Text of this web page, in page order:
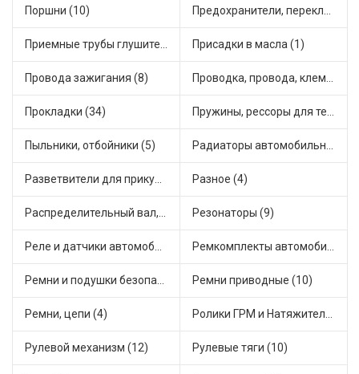
Поршни (10) Предохранители, переключатели, кнопки автомобильные (25)
Приемные трубы глушителя (4) Присадки в масла (1)
Провода зажигания (8) Проводка, провода, клеммы и разъемы (19)
Прокладки (34) Пружины, рессоры для техники (29)
Пыльники, отбойники (5) Радиаторы автомобильные (9)
Разветвители для прикуривателя (3) Разное (4)
Распределительный вал, шестерни распределительного (5) Резонаторы (9)
Реле и датчики автомобильные (65) Ремкомплекты автомобильные (65)
Ремни и подушки безопасности (9) Ремни приводные (10)
Ремни, цепи (4) Ролики ГРМ и Натяжители (13)
Рулевой механизм (12) Рулевые тяги (10)